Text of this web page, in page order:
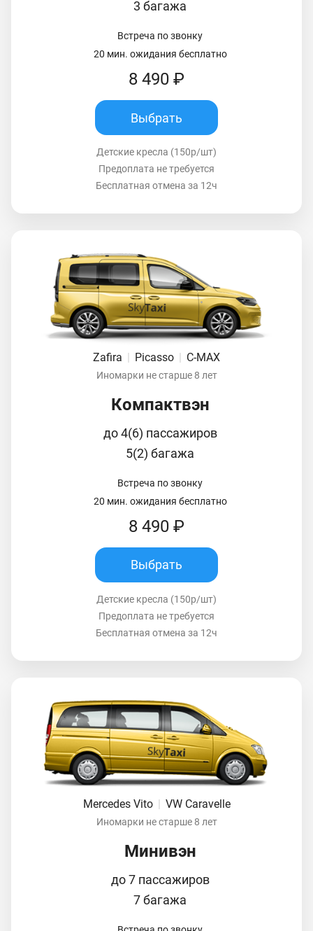
3 багажа
Встреча по звонку
20 мин. ожидания бесплатно
8 490 ₽
Выбрать
Детские кресла (150р/шт)
Предоплата не требуется
Бесплатная отмена за 12ч
Zafira | Picasso | C-MAX
Иномарки не старше 8 лет
Компактвэн
до 4(6) пассажиров
5(2) багажа
Встреча по звонку
20 мин. ожидания бесплатно
8 490 ₽
Выбрать
Детские кресла (150р/шт)
Предоплата не требуется
Бесплатная отмена за 12ч
Mercedes Vito VW Caravelle
Иномарки не старше 8 лет
Минивэн
до 7 пассажиров
7 багажа